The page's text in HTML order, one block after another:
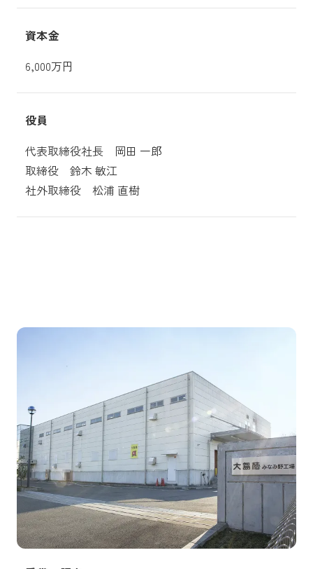
資本金
6,000万円
役員
代表取締役社長 岡田 一郎
取締役 鈴木 敏江
社外取締役 松浦 直樹